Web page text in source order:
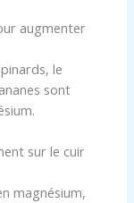
augmenter
le
sont
sur le cuir
magnésium,